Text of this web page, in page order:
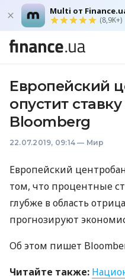
Multi от
(8,9K+)
Европейский
опустит
Bloomberg
22.07.2019, 09:14 — Мир
Европейский
том, что процентные
глубже в область
прогнозируют
Об этом пишет
Читайте также: